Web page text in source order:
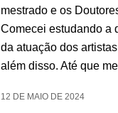
mestrado e os
Comecei estudando a
da atuação dos
além disso. Até que
12 DE MAIO DE 2024